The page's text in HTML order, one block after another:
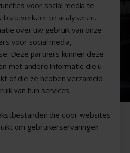
voor social media te
te analyseren.
over uw gebruik van onze
voor social media,
Deze partners kunnen deze
met andere informatie die u
of die ze hebben verzameld
van hun services.
die door websites
om gebruikerservaringen